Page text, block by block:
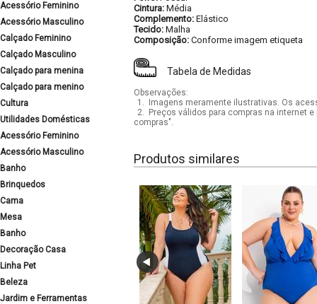
Acessório Feminino
Acessório Masculino
Calçado Feminino
Calçado Masculino
Calçado para menina
Calçado para menino
Cultura
Utilidades Domésticas
Acessório Feminino
Acessório Masculino
Banho
Brinquedos
Cama
Mesa
Banho
Decoração Casa
Linha Pet
Beleza
Jardim e Ferramentas
Cintura: Média
Complemento: Elástico
Tecido: Malha
Composição: Conforme imagem etiqueta
Tabela de Medidas
Observações:
1.
Imagens meramente ilustrativas. Os
2.
Preços válidos para compras na internet
compras".
Produtos similares